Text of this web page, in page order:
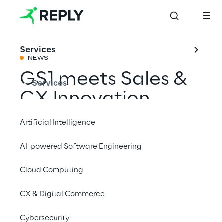
Services
Services
Artificial Intelligence
AI-powered Software Engineering
Cloud Computing
CX & Digital Commerce
Cybersecurity
NEWS
GS1 meets Sales &
CX Innovation
Afternoon
10. Juli 2025